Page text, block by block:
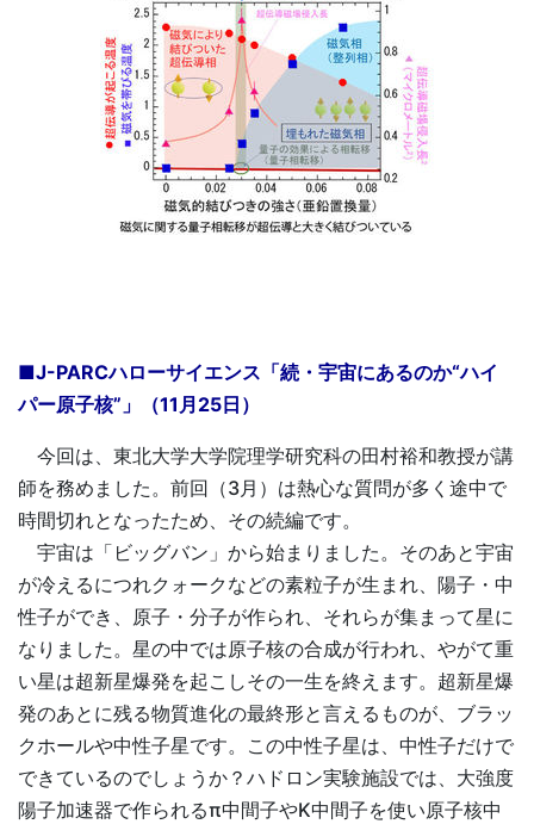
■J-PARCハローサイエンス「続・宇宙にあるのか“ハイ
パー原子核”」（11月25日）
今回は、東北大学大学院理学研究科の田村裕和教授が講
師を務めました。前回（3月）は熱心な質問が多く途中で
時間切れとなったため、その続編です。
宇宙は「ビッグバン」から始まりました。そのあと宇宙
が冷えるにつれクォークなどの素粒子が生まれ、陽子・中
性子ができ、原子・分子が作られ、それらが集まって星に
なりました。星の中では原子核の合成が行われ、やがて重
い星は超新星爆発を起こしその一生を終えます。超新星爆
発のあとに残る物質進化の最終形と言えるものが、ブラッ
クホールや中性子星です。この中性子星は、中性子だけで
できているのでしょうか？ハドロン実験施設では、大強度
陽子加速器で作られるπ中間子やK中間子を使い原子核中